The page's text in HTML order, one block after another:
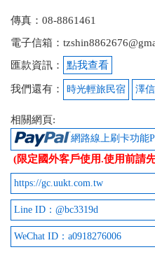
傳真：08-8861461
電子信箱：
匯款資訊：
點我查看
我們還有： 時光輕旅民宿 澤
相關網頁:
網路線上刷卡功能
(限定國外客戶使用.使用前請
https://gc.uukt.com.tw
Line ID：@bc3319d
WeChat ID：a0918276006